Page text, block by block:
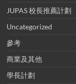
JUPAS 校長推薦計劃
Uncategorized
參考
商業及其他
學長計劃